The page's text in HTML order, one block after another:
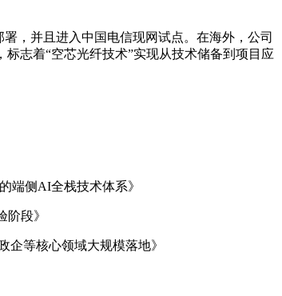
，并且进入中国电信现网试点。在海外，公司
志着“空芯光纤技术”实现从技术储备到项目应
端侧AI全栈技术体系》
段》
等核心领域大规模落地》